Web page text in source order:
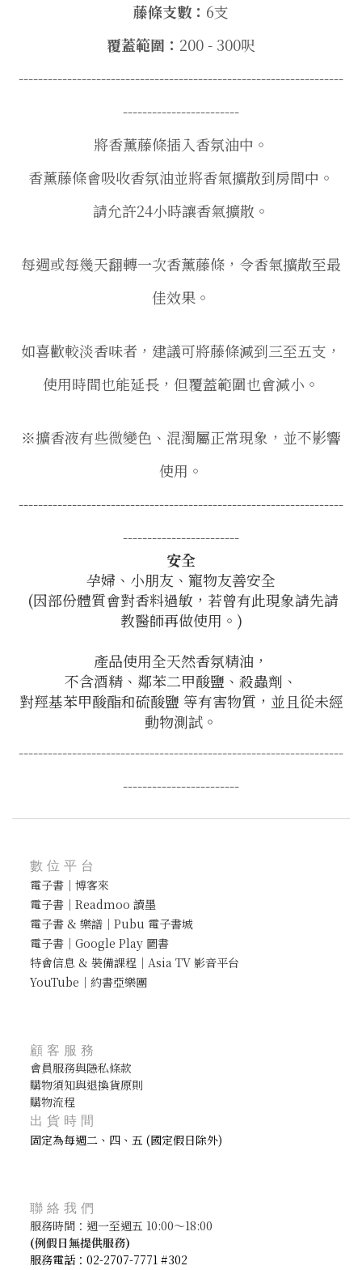
藤條支數： 6支
覆蓋範圍： 200 - 300呎
-------------------------------------------------------------------
------------------------
將香薰藤條插入香氛油中。
香薰藤條會吸收香氛油並將香氣擴散到房間中。
請允許24小時讓香氣擴散。
每週或每幾天翻轉一次香薰藤條， 令香氣擴散至最
佳效果。
如喜歡較淡香味者，建議可將藤條減到三至五支，
使用時間也能延長，但覆蓋範圍也會減小。
※擴香液有些微變色、混濁屬正常現象，並不影響
使用。
-------------------------------------------------------------------
------------------------
安全
孕婦、小朋友、寵物友善安全
(因部份體質會對香料過敏，若曾有此現象請先請
教醫師再做使用。)
產品使用全天然香氛精油，
不含酒精、鄰苯二甲酸鹽、殺蟲劑、
對羥基苯甲酸酯和硫酸鹽 等有害物質，並且從未經
動物測試。
-------------------------------------------------------------------
------------------------
數位平台
電子書｜博客來
電子書｜Readmoo 讀墨
電子書 & 樂譜｜Pubu 電子書城
電子書｜Google Play 圖書
特會信息 & 裝備課程｜Asia TV 影音平台
YouTube｜約書亞樂團
顧客服務
會員服務與隱私條款
購物須知與退換貨原則
購物流程
出貨時間
固定為每週二、四、五 (國定假日除外)
聯絡我們
服務時間：週一至週五 10:00～18:00
(例假日無提供服務)
服務電話：02-2707-7771 #302